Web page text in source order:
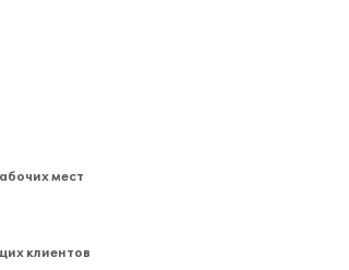
мест
клиентов